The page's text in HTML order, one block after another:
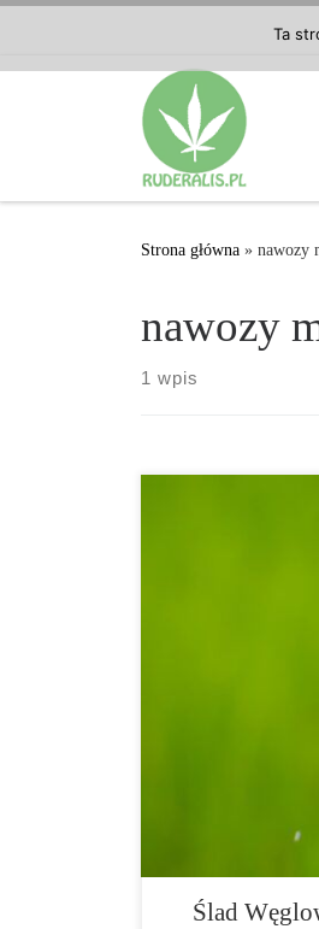
Strona główna » nawozy
nawozy
1 wpis
Masowe stosowanie
pozostawia ślad
teraz postrzegane z
stosowanie nawozów
często — nawet jeśli
Ślad
Ta